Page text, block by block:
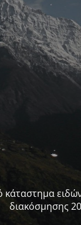
κάταστημα
διακόσμησης